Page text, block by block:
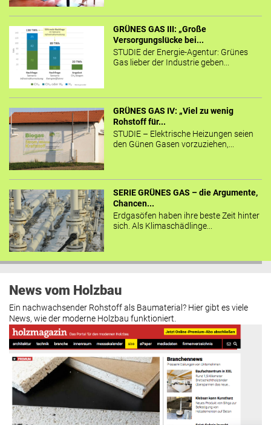
GRÜNES GAS III: „Große
Versorgungslücke bei...
STUDIE der Energie-Agentur: Grünes
Gas lieber der Industrie geben...
GRÜNES GAS IV: „Viel zu wenig
Rohstoff für...
STUDIE – Elektrische Heizungen seien
den Günen Gasen vorzuziehen,...
SERIE GRÜNES GAS – die Argumente,
Chancen...
Erdgasöfen haben ihre beste Zeit hinter
sich. Als Klimaschädlinge...
News vom Holzbau
Ein nachwachsender Rohstoff als Baumaterial? Hier gibt es viele
News, wie der moderne Holzbau funktioniert.